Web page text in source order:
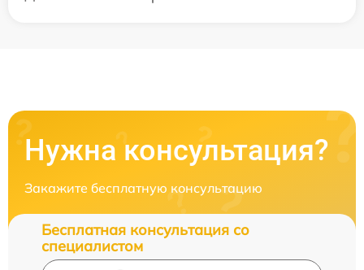
Нужна консультация?
Закажите бесплатную консультацию
Бесплатная консультация со
специалистом